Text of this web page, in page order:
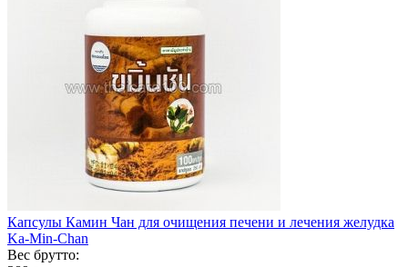
Капсулы Камин Чан для очищения печени и лечения желудка
Ka-Min-Chan
Вес брутто: